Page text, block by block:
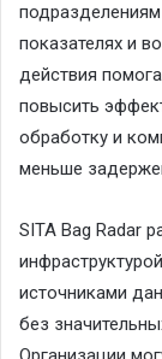
показателях и
действия
повысить
обработку и
меньше
SITA Bag Radar
источниками
без